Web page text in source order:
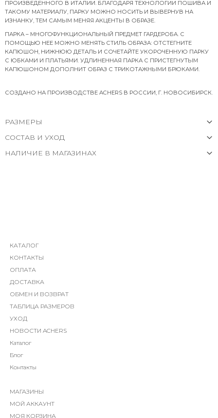
ПРОИЗВЕДЕННОГО В ИТАЛИИ. БЛАГОДАРЯ ТЕХНОЛОГИИ ПОШИВА И
ТАКОМУ МАТЕРИАЛУ, ПАРКУ МОЖНО НОСИТЬ И ВЫВЕРНУВ НА
ИЗНАНКУ, ТЕМ САМЫМ МЕНЯЯ АКЦЕНТЫ В ОБРАЗЕ.
ПАРКА – МНОГОФУНКЦИОНАЛЬНЫЙ ПРЕДМЕТ ГАРДЕРОБА. С
ПОМОЩЬЮ НЕЕ МОЖНО МЕНЯТЬ СТИЛЬ ОБРАЗА: ОТСТЕГНИТЕ
КАПЮШОН, НИЖНЮЮ ДЕТАЛЬ И СОЧЕТАЙТЕ УКОРОЧЕННУЮ ПАРКУ
С ЮБКАМИ И ПЛАТЬЯМИ. УДЛИНЕННАЯ ПАРКА С ПРИСТЕГНУТЫМ
КАПЮШОНОМ ДОПОЛНИТ ОБРАЗ С ТРИКОТАЖНЫМИ БРЮКАМИ.
СОЗДАНО НА ПРОИЗВОДСТВЕ ACHERS В РОССИИ, Г. НОВОСИБИРСК.
РАЗМЕРЫ
СОСТАВ И УХОД
НАЛИЧИЕ В МАГАЗИНАХ
КАТАЛОГ
КОНТАКТЫ
ОПЛАТА
ДОСТАВКА
ОБМЕН И ВОЗВРАТ
ТАБЛИЦА РАЗМЕРОВ
УХОД
НОВОСТИ ACHERS
Каталог
Блог
Контакты
МАГАЗИНЫ
МОЙ АККАУНТ
МОЯ КОРЗИНА